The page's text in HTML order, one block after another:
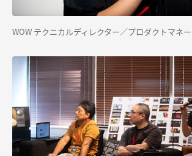
WOW テクニカルディレクター／プロダクトマネ